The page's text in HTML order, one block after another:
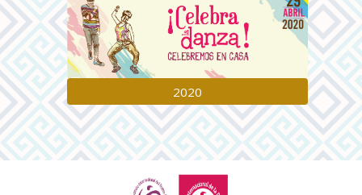
2020